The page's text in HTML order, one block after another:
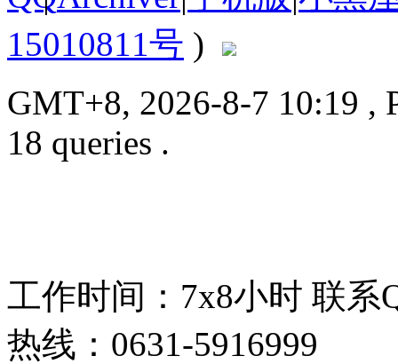
15010811号 )
GMT+8, 2026-8-7 10:19 ,
18 queries .
工作时间：7x8小时 联系
热线：0631-5916999